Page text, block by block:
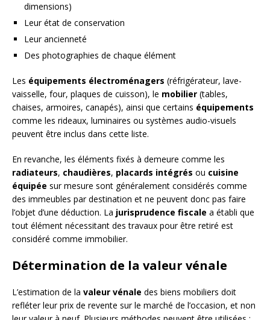
dimensions)
Leur état de conservation
Leur ancienneté
Des photographies de chaque élément
Les équipements électroménagers (réfrigérateur, lave-
vaisselle, four, plaques de cuisson), le mobilier (tables,
chaises, armoires, canapés), ainsi que certains équipements
comme les rideaux, luminaires ou systèmes audio-visuels
peuvent être inclus dans cette liste.
En revanche, les éléments fixés à demeure comme les
radiateurs, chaudières, placards intégrés ou cuisine
équipée sur mesure sont généralement considérés comme
des immeubles par destination et ne peuvent donc pas faire
l’objet d’une déduction. La jurisprudence fiscale a établi que
tout élément nécessitant des travaux pour être retiré est
considéré comme immobilier.
Détermination de la valeur vénale
L’estimation de la valeur vénale des biens mobiliers doit
refléter leur prix de revente sur le marché de l’occasion, et non